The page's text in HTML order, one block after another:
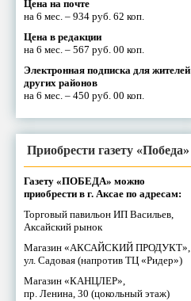
Цена на почте
на 6 мес. – 934 руб. 62 коп.
Цена в редакции
на 6 мес. – 567 руб. 00 коп.
Электронная подписка для жителей
других районов
на 6 мес. – 450 руб. 00 коп.
Приобрести газету «Победа»
Газету «ПОБЕДА» можно
приобрести в г. Аксае по адресам:
Торговый павильон ИП Васильев,
Аксайский рынок
Магазин «АКСАЙСКИЙ ПРОДУКТ»,
ул. Садовая (напротив ТЦ «Ридер»)
Магазин «КАНЦЛЕР»,
пр. Ленина, 30 (цокольный этаж)